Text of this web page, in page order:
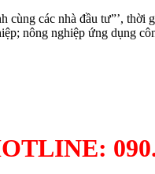
cùng các nhà đầu tư”’,
nông nghiệp ứng dụng